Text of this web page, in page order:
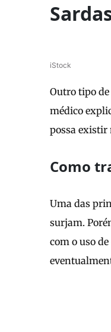
iStock
Outro tipo de
médico
possa existir
Como
Uma das
surjam.
com o uso